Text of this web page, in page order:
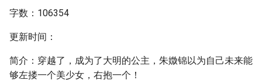
字数：106354
更新时间：
简介：穿越了，成为了大明的公主，朱媺锦以为自己未来能
够左搂一个美少女，右抱一个！